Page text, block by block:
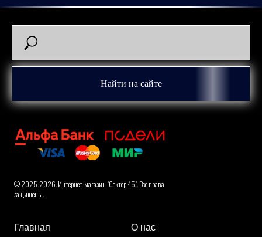
Найти на сайте
© 2025-2026. Интернет-магазин "Сектор 45". Все права
защищены.
Главная О нас